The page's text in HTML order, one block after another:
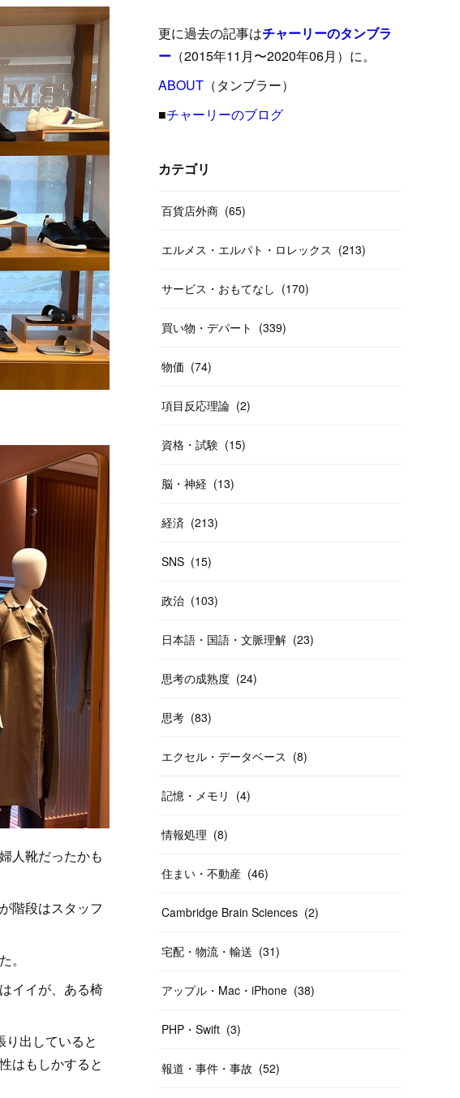
人靴だったかも
階段はスタッフ
。
イイが、ある椅
出していると
はもしかすると
15
(24)
(8 )
17
16
(12)
(19 )
(13
( 12
33 )
(26)
(27 )
(29
(26
(31)
(31)
(31 )
(26
(14
(20
(39)
(23)
(40 )
(55
(20
(10
(40
(24)
(42)
(24 )
(33
(20
更に過去の記事はチャーリーのタンブラ
ー （2015年11月〜2020年06月）に。
ABOUT （タンブラー）
■チャーリーのブログ
カテゴリ
百貨店外商 (65)
エルメス・エルパト・ロレックス (213)
サービス・おもてなし (170)
買い物・デパート (339)
物価 (74)
項目反応理論 (2)
資格・試験 (15)
脳・神経 (13)
経済 (213)
SNS (15)
政治 (103)
日本語・国語・文脈理解 (23)
思考の成熟度 (24)
思考 (83)
エクセル・データベース (8)
記憶・メモリ (4)
情報処理 (8)
住まい・不動産 (46)
Cambridge Brain Sciences (2)
宅配・物流・輸送 (31)
アップル・Mac・iPhone (38)
PHP・Swift (3)
報道・事件・事故 (52)